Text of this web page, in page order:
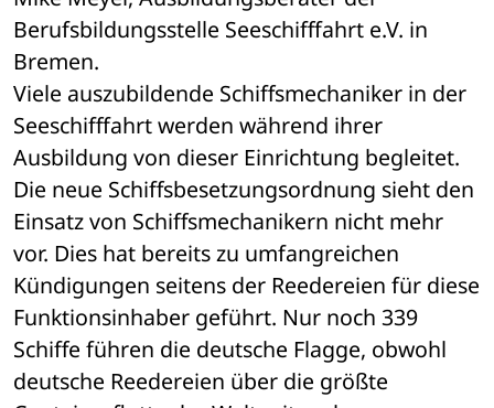
Berufsbildungsstelle Seeschifffahrt e.V. in
Bremen.
Viele auszubildende Schiffsmechaniker in der
Seeschifffahrt werden während ihrer
Ausbildung von dieser Einrichtung begleitet.
Die neue Schiffsbesetzungsordnung sieht den
Einsatz von Schiffsmechanikern nicht mehr
vor. Dies hat bereits zu umfangreichen
Kündigungen seitens der Reedereien für diese
Funktionsinhaber geführt. Nur noch 339
Schiffe führen die deutsche Flagge, obwohl
deutsche Reedereien über die größte